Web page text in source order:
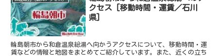
クセス [移動時間・運賃／石川
県]
輪島朝市から和倉温泉総湯へ向かうアクセスについて、移動時間・運
賃などの情報と地図をまとめてご紹介しています。また、近くの立ち